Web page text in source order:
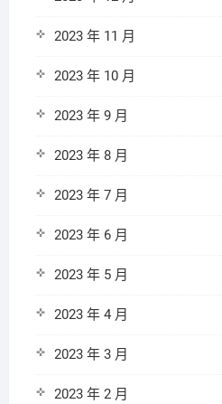
2023 年 11 月
2023 年 10 月
2023 年 9 月
2023 年 8 月
2023 年 7 月
2023 年 6 月
2023 年 5 月
2023 年 4 月
2023 年 3 月
2023 年 2 月